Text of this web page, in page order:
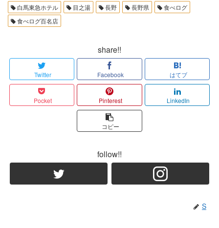
白馬東急ホテル
目之湯 長野 長野県
食べログ
食べログ百名店
share!!
Twitter Facebook はてブ
Pocket Pinterest LinkedIn
コピー
follow!!
S